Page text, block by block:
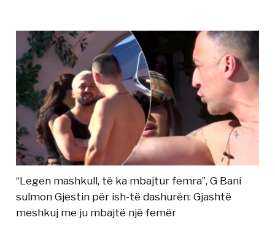
“Legen mashkull, të ka mbajtur femra”, G Bani
sulmon Gjestin për ish-të dashurën: Gjashtë
meshkuj me ju mbajtë një femër